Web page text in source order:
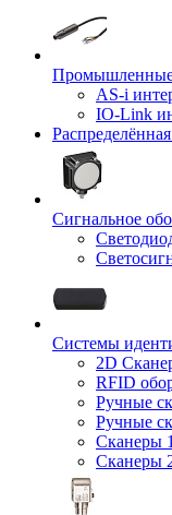
Промышленные
AS-i
IO-Link
Сигнальное
Системы
2D
RFID
Ручные
Ручные
Сканеры
Сканеры